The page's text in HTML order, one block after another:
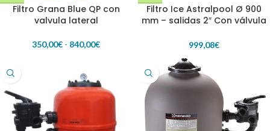
Filtro Grana Blue QP con
valvula lateral
350,00€ - 840,00€
Filtro Ice Astralpool Ø 900
mm – salidas 2″ Con válvula
999,08€